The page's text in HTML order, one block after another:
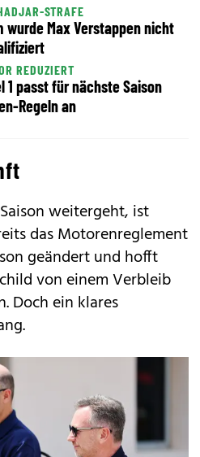
STRAFE
wurde Max Verstappen nicht
REDUZIERT
1 passt für nächste Saison
Regeln an
weitergeht, ist
das Motorenreglement
geändert und hofft
von einem Verbleib
Doch ein klares